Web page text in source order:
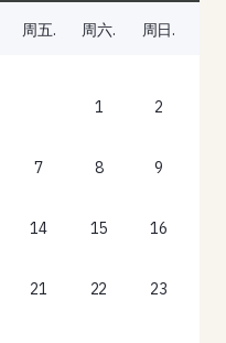
周五. 周六. 周日.
1 2
7 8 9
14 15 16
21 22 23